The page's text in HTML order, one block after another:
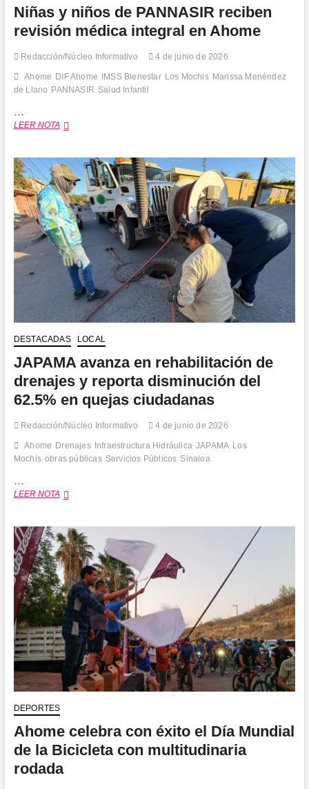
Niñas y niños de PANNASIR reciben
revisión médica integral en Ahome
Redacción/Núcleo Informativo 4 de junio de 2026
Ahome DIF Ahome IMSS Bienestar Los Mochis Marissa Menéndez
de Llano PANNASIR Salud Infantil
…
LEER NOTANiñas
de
PANNASIR
reciben
revisión
médica
integral
en
Ahome
DESTACADAS LOCAL
JAPAMA avanza en rehabilitación de
drenajes y reporta disminución del
62.5% en quejas ciudadanas
Redacción/Núcleo Informativo 4 de junio de 2026
Ahome Drenajes Infraestructura Hidráulica JAPAMA Los
Mochis obras públicas Servicios Públicos Sinaloa
…
LEER NOTAJAPAMA
rehabilitación
de
drenajes
y
reporta
disminución
del
62.5%
en
quejas
ciudadanas
DEPORTES
Ahome celebra con éxito el Día Mundial
de la Bicicleta con multitudinaria
rodada